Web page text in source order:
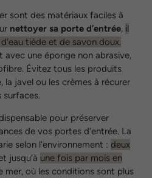
sont des matériaux faciles à
nettoyer sa porte d’entrée, il
tiède et de savon doux.
une éponge non abrasive,
Évitez tous les produits
la javel ou les crèmes à récurer
surfaces.
pour préserver
de vos portes d’entrée. La
selon l’environnement : deux
jusqu’à une fois par mois en
mer, où les conditions sont plus